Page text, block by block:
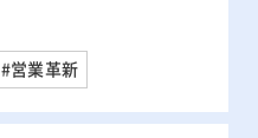
#営業革新